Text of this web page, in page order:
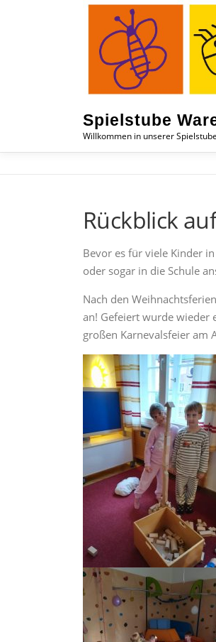
Spielstube
Willkommen in unserer Spielstube
Rückblick
Bevor es für viele Kinder
oder sogar in die Schule
Nach den
an! Gefeiert wurde wieder
großen Karnevalsfeier am